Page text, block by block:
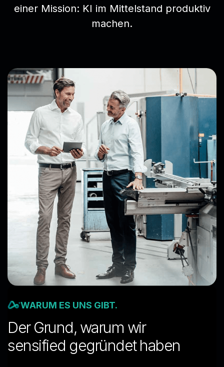
einer Mission: KI im Mittelstand produktiv
machen.
WARUM ES UNS GIBT.
Der Grund, warum wir
sensified gegründet haben